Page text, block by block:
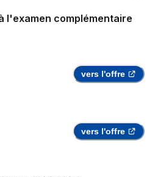
l'examen complémentaire
vers l'offre
vers l'offre